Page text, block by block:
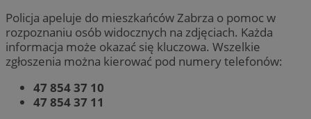
Policja apeluje do mieszkańców Zabrza o pomoc w
rozpoznaniu osób widocznych na zdjęciach. Każda
informacja może okazać się kluczowa. Wszelkie
zgłoszenia można kierować pod numery telefonów:
47 854 37 10
47 854 37 11